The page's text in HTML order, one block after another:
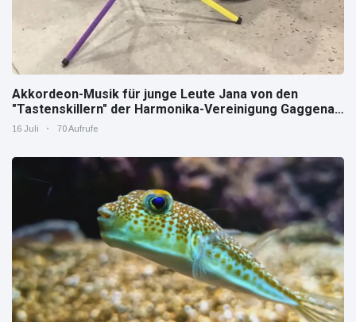
Akkordeon-Musik für junge Leute Jana von den
"Tastenskillern" der Harmonika-Vereinigung Gaggenau
zeigt, wie "jung" das Instrument sein kann.
16 Juli 70 Aufrufe